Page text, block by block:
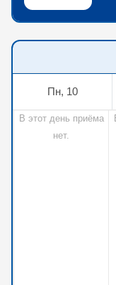
Пн, 10
В этот день приёма
нет.